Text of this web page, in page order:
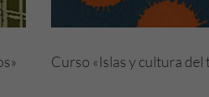
Curso «Islas y cultura